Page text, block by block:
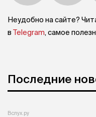
Неудобно на сайте?
в Telegram, самое
Последние
Вслух.ру